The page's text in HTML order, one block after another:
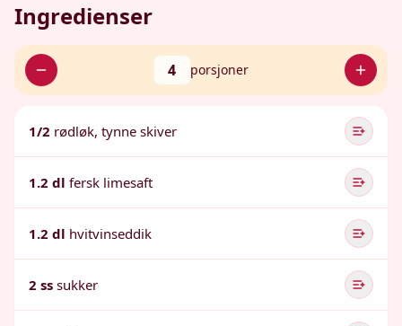
Ingredienser
4 porsjoner
1/2 rødløk, tynne skiver
1.2 dl fersk limesaft
1.2 dl hvitvinseddik
2 ss sukker